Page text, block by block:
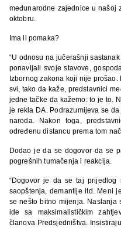
međunarodne zajednice u
oktobru.
Ima li pomaka?
“U odnosu na jučerašnji
ponavljali svoje stavove,
Izbornog zakona koji nije
svi, tako da kaže, predstavnici
jedne tačke da kažemo: to je to.
je rekla DA. Podrazumijeva se
naroda. Nakon toga,
određenu distancu prema tom
Dodao je da se dogovor da se
pogrešnih tumačenja i reakcija.
“Dogovor je da se taj
saopštenja, demantije itd. Meni
se nešto bitno mijenja. Naslanja
ide sa maksimalističkim
članova Predsjedništva.